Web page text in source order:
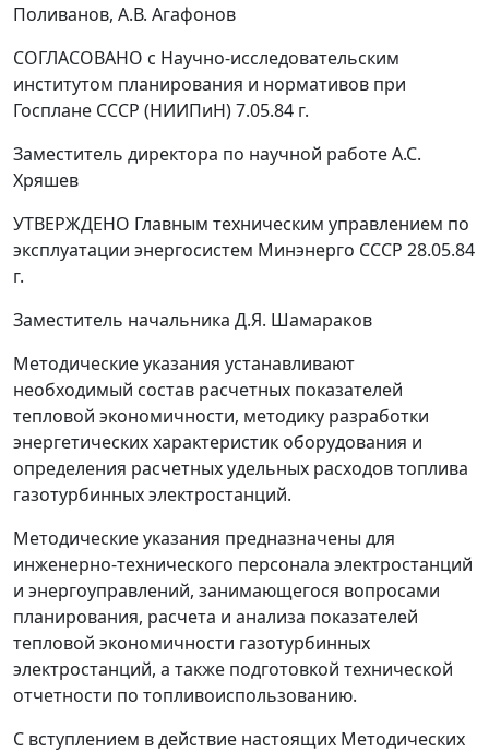
Поливанов, А.В. Агафонов
СОГЛАСОВАНО с Научно-исследовательским
институтом планирования и нормативов при
Госплане СССР (НИИПиН) 7.05.84 г.
Заместитель директора по научной работе А.С.
Хряшев
УТВЕРЖДЕНО Главным техническим управлением по
эксплуатации энергосистем Минэнерго СССР 28.05.84
г.
Заместитель начальника Д.Я. Шамараков
Методические указания устанавливают
необходимый состав расчетных показателей
тепловой экономичности, методику разработки
энергетических характеристик оборудования и
определения расчетных удельных расходов топлива
газотурбинных электростанций.
Методические указания предназначены для
инженерно-технического персонала электростанций
и энергоуправлений, занимающегося вопросами
планирования, расчета и анализа показателей
тепловой экономичности газотурбинных
электростанций, а также подготовкой технической
отчетности по топливоиспользованию.
С вступлением в действие настоящих Методических